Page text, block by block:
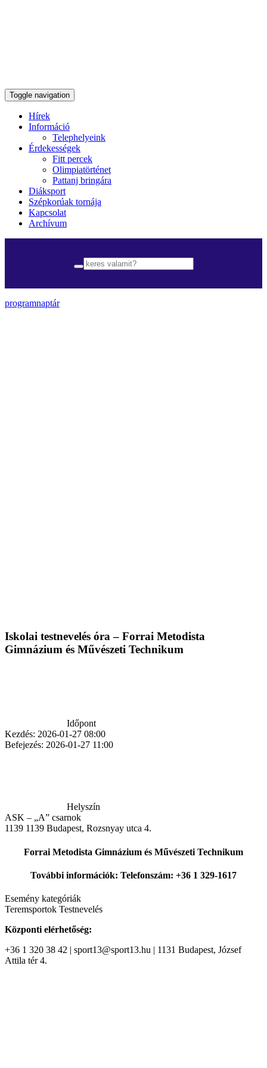
Toggle navigation
Hírek
Információ
Telephelyeink
Érdekességek
Fitt percek
Olimpiatörténet
Pattanj bringára
Diáksport
Szépkorúak tornája
Kapcsolat
Archívum
programnaptár
Iskolai testnevelés óra – Forrai Metodista
Gimnázium és Művészeti Technikum
Időpont
Kezdés: 2026-01-27 08:00
Befejezés: 2026-01-27 11:00
Helyszín
ASK – „A” csarnok
1139 1139 Budapest, Rozsnyay utca 4.
Forrai Metodista Gimnázium és Művészeti Technikum
További információk: Telefonszám: +36 1 329-1617
Esemény kategóriák
Teremsportok Testnevelés
Központi elérhetőség:
+36 1 320 38 42 | sport13@sport13.hu | 1131 Budapest, József
Attila tér 4.